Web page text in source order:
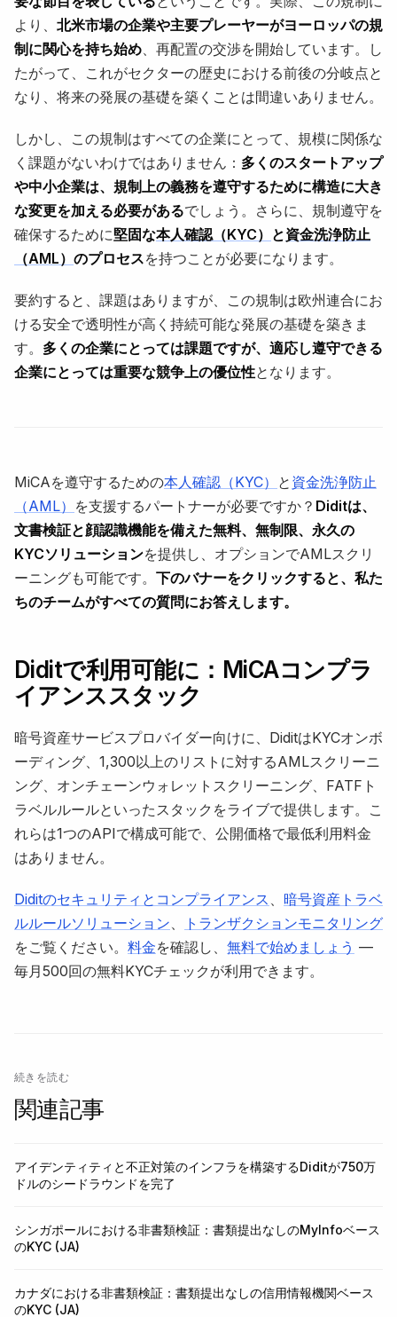
より、 北米市場の企業や主要プレーヤーがヨーロッパの規
制に関心を持ち始め 、再配置の交渉を開始しています。し
たがって、これがセクターの歴史における前後の分岐点と
なり、将来の発展の基礎を築くことは間違いありません。
しかし、この規制はすべての企業にとって、規模に関係な
く課題がないわけではありません： 多くのスタートアップ
や中小企業は、規制上の義務を遵守するために構造に大き
な変更を加える必要があるでしょう。さらに、規制遵守を
確保するために堅固な本人確認（KYC） と資金洗浄防止
（AML） のプロセスを持つことが必要になります。
要約すると、課題はありますが、この規制は欧州連合にお
ける安全で透明性が高く持続可能な発展の基礎を築きま
す。 多くの企業にとっては課題ですが、適応し遵守できる
企業にとっては重要な競争上の優位性となります。
MiCAを遵守するための本人確認（KYC） と 資金洗浄防止
（AML） を支援するパートナーが必要ですか？ Diditは、
文書検証と顔認識機能を備えた無料、無制限、永久の
KYCソリューションを提供し、オプションでAMLスクリ
ーニングも可能です。 下のバナーをクリックすると、私た
ちのチームがすべての質問にお答えします。
Diditで利用可能に：MiCAコンプラ
イアンススタック
暗号資産サービスプロバイダー向けに、DiditはKYCオンボ
ーディング、1,300以上のリストに対するAMLスクリーニ
ング、オンチェーンウォレットスクリーニング、FATFト
ラベルルールといったスタックをライブで提供します。こ
れらは1つのAPIで構成可能で、公開価格で最低利用料金
はありません。
Diditのセキュリティとコンプライアンス
暗号資産トラベ
ルルールソリューション
トランザクションモニタリング
をご覧ください。 料金を確認し、 無料で始めましょう —
毎月500回の無料KYCチェックが利用できます。
続きを読む
関連記事
アイデンティティと不正対策のインフラを構築するDiditが750万
ドルのシードラウンドを完了
シンガポールにおける非書類検証：書類提出なしのMyInfoベース
のKYC (JA)
カナダにおける非書類検証：書類提出なしの信用情報機関ベース
のKYC (JA)